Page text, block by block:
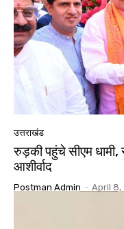
उत्तराखंड
रुड़की पहुंचे सीएम धामी,
आशीर्वाद
Postman Admin - April 8,